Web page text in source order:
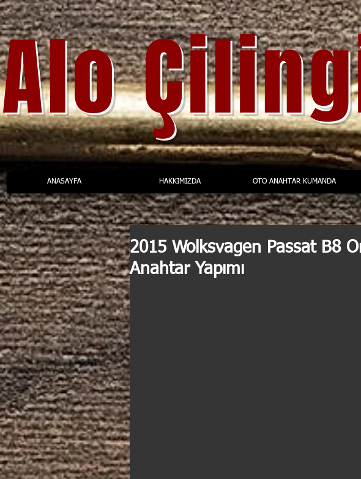
Alo
ANASAYFA HAKKIMIZDA OTO ANAHTAR KUMANDA
2015 Wolksvagen Passat B8
Anahtar Yapımı